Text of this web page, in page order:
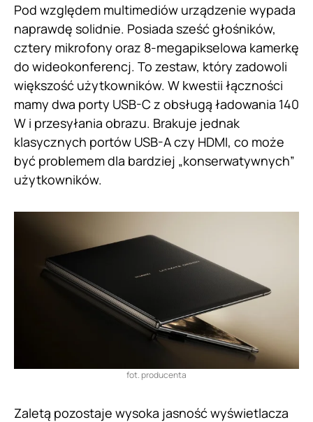
Pod względem multimediów urządzenie wypada
naprawdę solidnie. Posiada sześć głośników,
cztery mikrofony oraz 8-megapikselowa kamerkę
do wideokonferencj. To zestaw, który zadowoli
większość użytkowników. W kwestii łączności
mamy dwa porty USB-C z obsługą ładowania 140
W i przesyłania obrazu. Brakuje jednak
klasycznych portów USB-A czy HDMI, co może
być problemem dla bardziej „konserwatywnych”
użytkowników.
fot. producenta
Zaletą pozostaje wysoka jasność wyświetlacza